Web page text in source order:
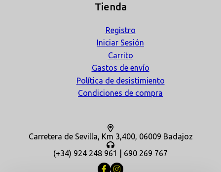
Tienda
Registro
Iniciar Sesión
Carrito
Gastos de envío
Política de desistimiento
Condiciones de compra
Carretera de Sevilla, Km 3,400, 06009 Badajoz
(+34) 924 248 961 | 690 269 767